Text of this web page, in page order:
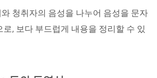
청취자의 음성을 나누어 음성을 문자
, 보다 부드럽게 내용을 정리할 수 있